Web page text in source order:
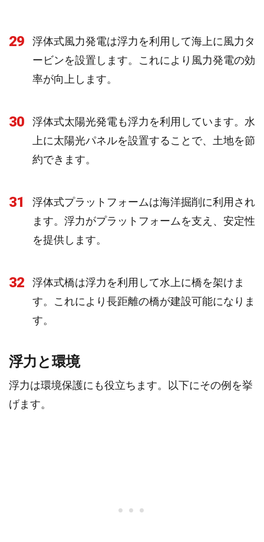
29
浮体式風力発電は浮力を利用して海上に風力タ
ービンを設置します。これにより風力発電の効
率が向上します。
30
浮体式太陽光発電も浮力を利用しています。水
上に太陽光パネルを設置することで、土地を節
約できます。
31
浮体式プラットフォームは海洋掘削に利用され
ます。浮力がプラットフォームを支え、安定性
を提供します。
32
浮体式橋は浮力を利用して水上に橋を架けま
す。これにより長距離の橋が建設可能になりま
す。
浮力と環境
浮力は環境保護にも役立ちます。以下にその例を挙
げます。